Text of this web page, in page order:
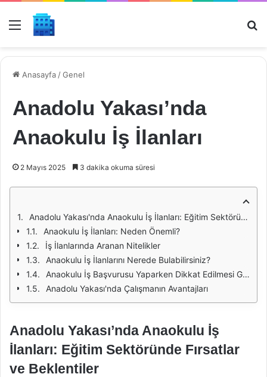
Menü
Anasayfa /Genel
Anadolu Yakası’nda
Anaokulu İş İlanları
2 Mayıs 2025 3 dakika okuma süresi
Anadolu Yakası'nda Anaokulu İş İlanları: Eğitim Sektöründe Fırsatlar ve Beklentiler
Anaokulu İş İlanları: Neden Önemli?
İş İlanlarında Aranan Nitelikler
Anaokulu İş İlanlarını Nerede Bulabilirsiniz?
Anaokulu İş Başvurusu Yaparken Dikkat Edilmesi Gerekenler
Anadolu Yakası'nda Çalışmanın Avantajları
Anadolu Yakası’nda Anaokulu İş
İlanları: Eğitim Sektöründe Fırsatlar
ve Beklentiler